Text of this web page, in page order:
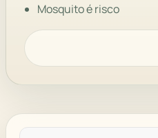
Mosquito é risco